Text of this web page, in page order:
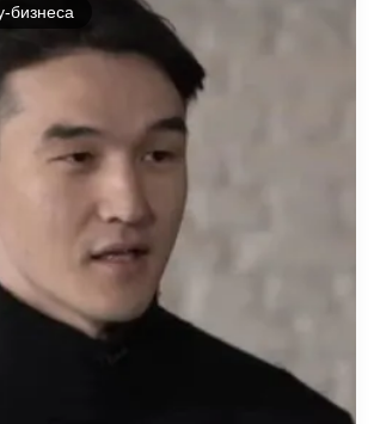
бизнеса